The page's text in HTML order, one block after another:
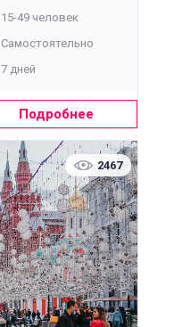
15-49 человек
Самостоятельно
7 дней
Подробнее
2467